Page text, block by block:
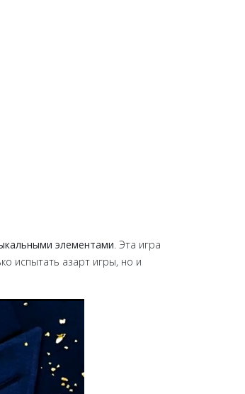
элементами. Эта игра
испытать азарт игры, но и